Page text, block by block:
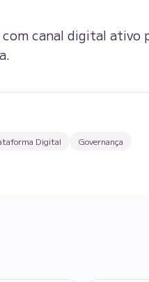
canal digital
Digital Governança